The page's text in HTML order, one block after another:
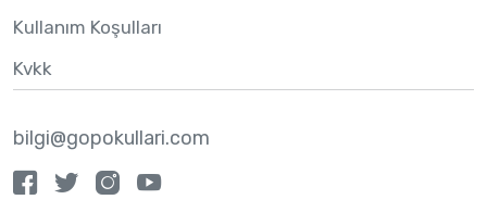
Kullanım Koşulları
Kvkk
bilgi@gopokullari.com